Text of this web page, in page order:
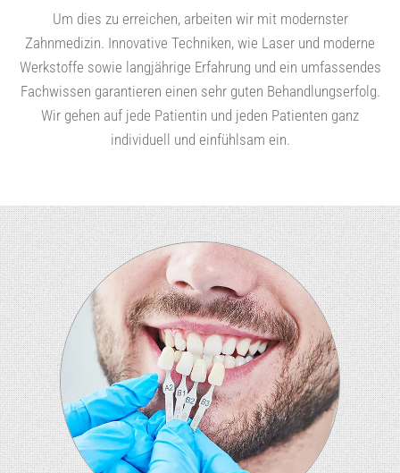
Um dies zu erreichen, arbeiten wir mit modernster
Zahnmedizin. Innovative Techniken, wie Laser und moderne
Werkstoffe sowie langjährige Erfahrung und ein umfassendes
Fachwissen garantieren einen sehr guten Behandlungserfolg.
Wir gehen auf jede Patientin und jeden Patienten ganz
individuell und einfühlsam ein.